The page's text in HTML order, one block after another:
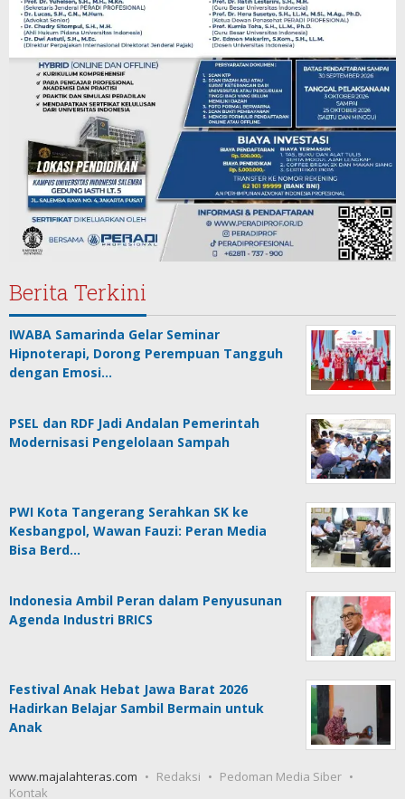
Berita Terkini
IWABA Samarinda Gelar Seminar
Hipnoterapi, Dorong Perempuan Tangguh
dengan Emosi…
PSEL dan RDF Jadi Andalan Pemerintah
Modernisasi Pengelolaan Sampah
PWI Kota Tangerang Serahkan SK ke
Kesbangpol, Wawan Fauzi: Peran Media
Bisa Berd…
Indonesia Ambil Peran dalam Penyusunan
Agenda Industri BRICS
Festival Anak Hebat Jawa Barat 2026
Hadirkan Belajar Sambil Bermain untuk
Anak
www.majalahteras.com Redaksi
Pedoman Media Siber
Kontak